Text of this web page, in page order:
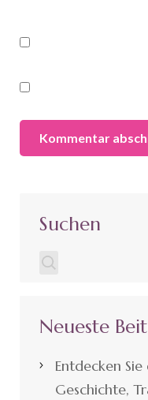
Suchen
Neueste
Entdecken
Geschichte,